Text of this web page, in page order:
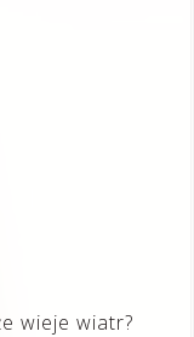
wieje wiatr?